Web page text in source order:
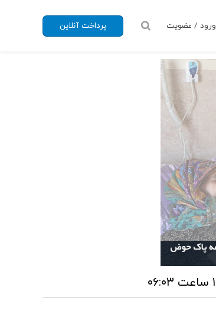
پرداخت آنلاین ورود / عضویت